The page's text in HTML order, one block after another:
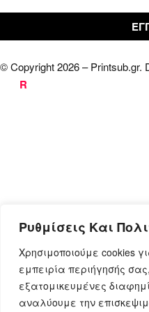
Ρυθμίσεις Και
Χρησιμοποιούμε cookies
εμπειρία περιήγησής
εξατομικευμένες
αναλύουμε την
© Copyright 2026 – Printsub.gr.
R